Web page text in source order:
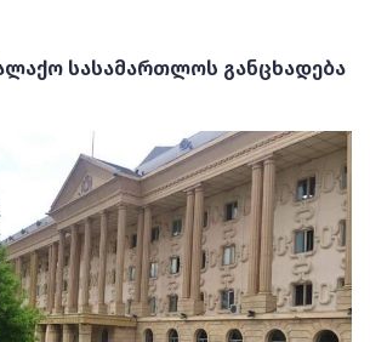
სასამართლოს განცხადება